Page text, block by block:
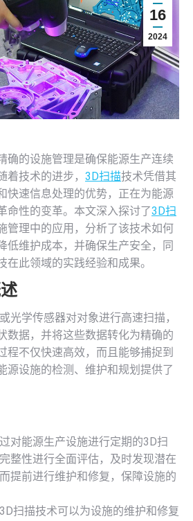
16
2024
确的设施管理是确保能源生产连续
技术的进步， 3D扫描技术凭借其
快速信息处理的优势，正在为能源
命性的变革。本文深入探讨了3D扫
管理中的应用，分析了该技术如何
低维护成本，并确保生产安全，同
在此领域的实践经验和成果。
光学传感器对对象进行高速扫描，
数据，并将这些数据转化为精确的
程不仅快速高效，而且能够捕捉到
源设施的检测、维护和规划提供了
对能源生产设施进行定期的3D扫
整性进行全面评估，及时发现潜在
提前进行维护和修复，保障设施的
扫描技术可以为设施的维护和修复